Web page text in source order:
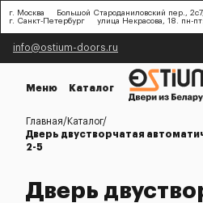
г. Москва
Большой Староданиловский пер.,
г. Санкт-Петербург
улица Некрасова, 18. пн-
info@ostium-doors.ru
Меню Каталог
Главная
Каталог
Дверь двустворчатая
2-5
Дверь